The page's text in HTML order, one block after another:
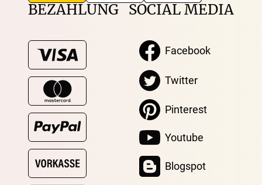
BEZAHLUNG SOCIAL MEDIA
Facebook
Twitter
Pinterest
Youtube
Blogspot